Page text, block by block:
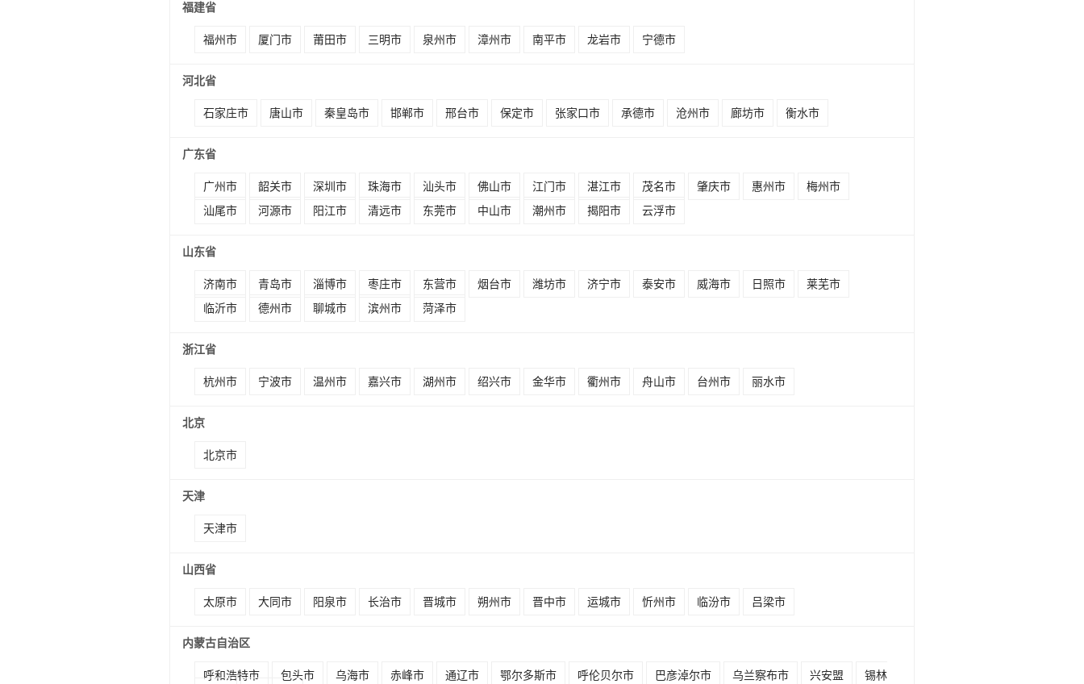
福建省
福州市 厦门市 莆田市 三明市 泉州市 漳州市 南平市 龙岩市 宁德市
河北省
石家庄市 唐山市 秦皇岛市 邯郸市 邢台市 保定市 张家口市 承德市 沧州市 廊坊市 衡水市
广东省
广州市 韶关市 深圳市 珠海市 汕头市 佛山市 江门市 湛江市 茂名市 肇庆市 惠州市
梅州市
汕尾市
河源市 阳江市 清远市 东莞市 中山市 潮州市 揭阳市 云浮市
山东省
济南市 青岛市 淄博市 枣庄市 东营市 烟台市 潍坊市 济宁市 泰安市 威海市 日照市
莱芜市
临沂市
德州市 聊城市 滨州市 菏泽市
浙江省
杭州市 宁波市 温州市 嘉兴市 湖州市 绍兴市 金华市 衢州市 舟山市 台州市 丽水市
北京
北京市
天津
天津市
山西省
太原市 大同市 阳泉市 长治市 晋城市 朔州市 晋中市 运城市 忻州市 临汾市 吕梁市
内蒙古自治区
呼和浩特市 包头市 乌海市 赤峰市 通辽市 鄂尔多斯市 呼伦贝尔市 巴彦淖尔市 乌兰察布市 兴安盟
锡林